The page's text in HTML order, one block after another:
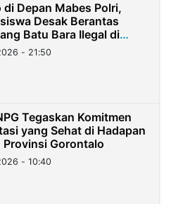
di Depan Mabes Polri,
Desak Berantas
Batu Bara Ilegal di
- 21:50
Tegaskan Komitmen
yang Sehat di Hadapan
Provinsi Gorontalo
- 10:40